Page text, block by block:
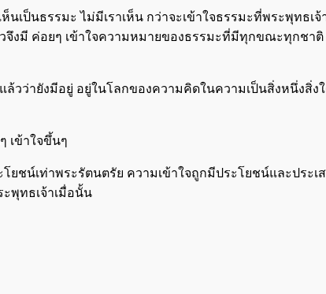
นเป็นธรรมะ ไม่มีเราเห็น กว่าจะเข้าใจธรรมะที่พระพุทธ
จึงมี ค่อยๆ เข้าใจความหมายของธรรมะที่มีทุกขณะทุกชา
ล้วว่ายังมีอยู่ อยู่ในโลกของความคิดในความเป็นสิ่งหนึ่งสิ่
เข้าใจขึ้นๆ
ยชน์เท่าพระรัตนตรัย ความเข้าใจถูกมีประโยชน์และประ
พุทธเจ้าเมื่อนั้น